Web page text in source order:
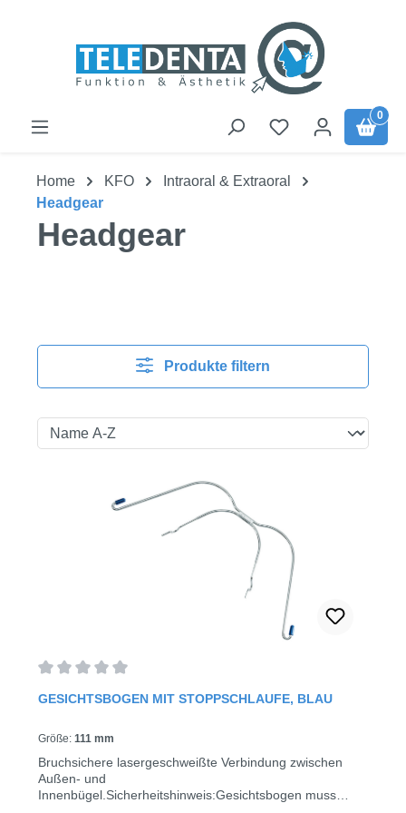
0
Home KFO
Intraoral & Extraoral
Headgear
Headgear
Produkte filtern
GESICHTSBOGEN MIT STOPPSCHLAUFE, BLAU
Größe: 111 mm
Bruchsichere lasergeschweißte Verbindung zwischen
Außen- und
Innenbügel.Sicherheitshinweis:Gesichtsbogen muss